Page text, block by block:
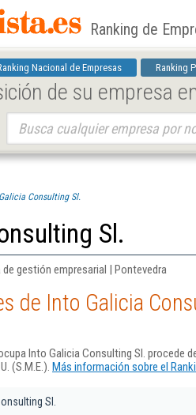
Ranking de
Nacional de Empresas Ranking
de su empresa
Consulting Sl.
Sl.
gestión empresarial | Pontevedra
de Into Galicia
Into Galicia Consulting Sl. procede
(S.M.E.). Más información sobre el
Sl.